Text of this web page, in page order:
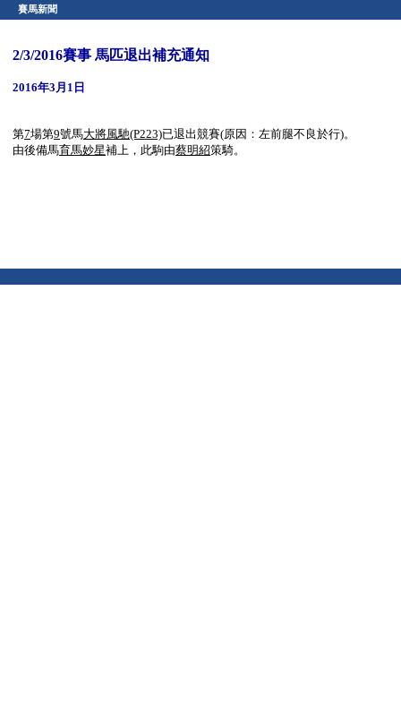
賽馬新聞
2/3/2016賽事 馬匹退出補充通知
2016年3月1日
第7場第9號馬大將風馳(P223)已退出競賽(原因：左前腿不良於行)。
由後備馬育馬妙星補上，此駒由蔡明紹策騎。